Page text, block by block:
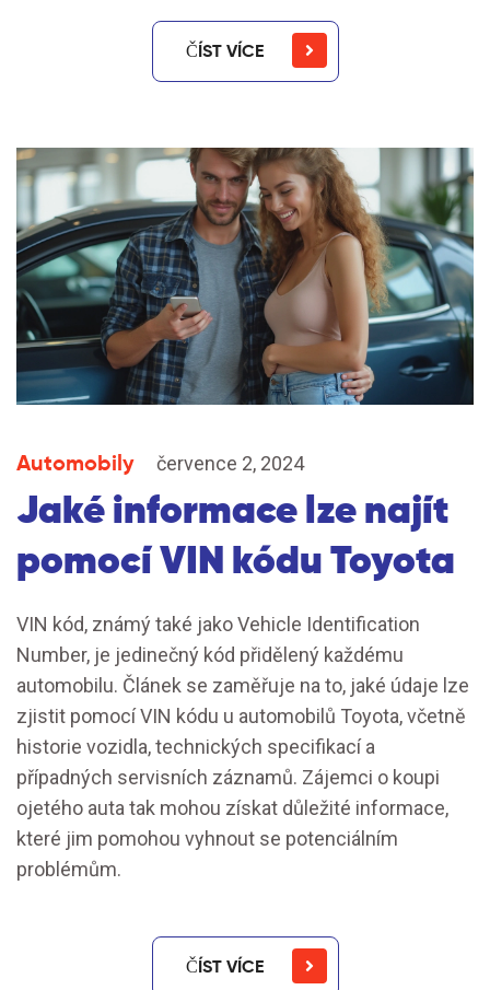
ČÍST VÍCE
Automobily července 2, 2024
Jaké informace lze najít
pomocí VIN kódu Toyota
VIN kód, známý také jako Vehicle Identification
Number, je jedinečný kód přidělený každému
automobilu. Článek se zaměřuje na to, jaké údaje lze
zjistit pomocí VIN kódu u automobilů Toyota, včetně
historie vozidla, technických specifikací a
případných servisních záznamů. Zájemci o koupi
ojetého auta tak mohou získat důležité informace,
které jim pomohou vyhnout se potenciálním
problémům.
ČÍST VÍCE